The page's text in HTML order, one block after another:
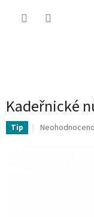
Kadeřnické
Tip
Průměrné
Neohodnoceno